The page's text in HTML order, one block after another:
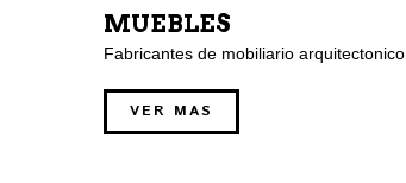
MUEBLES
Fabricantes de mobiliario arquitectonico
VER MAS